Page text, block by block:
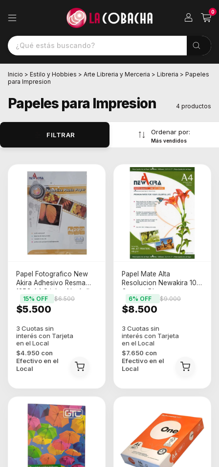
0
Inicio > Estilo y Hobbies > Arte Libreria y Merceria > Libreria > Papeles
para Impresion
Papeles para Impresion 4 productos
FILTRAR Ordenar por:
Más vendidos
Papel Fotografico New
Akira Adhesivo Resma
135G A4 Sticker No Aplica
$5.500
$6.500
15% OFF
$4.950 con
Efectivo en el
Local
Papel Mate Alta
Resolucion Newakira 108
Gramos Blanco
$8.500
$9.000
6% OFF
$7.650 con
Efectivo en el
Local